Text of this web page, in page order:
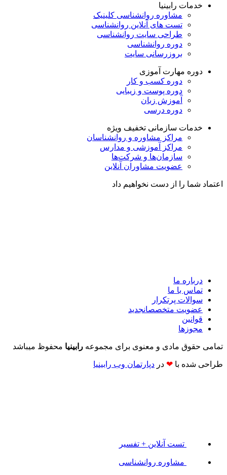
خدمات رابینیا
مشاوره روانشناسی کلینیک
تست های آنلاین روانشناسی
طراحی سایت روانشناسی
دوره روانشناسی
بروزرسانی سایت
دوره مهارت آموزی
دوره کسب و کار
دوره پوست و زیبایی
آموزش زبان
دوره درسی
خدمات سازمانی تخفیف ویژه
مراکز مشاوره و روانشناسان
مراکز آموزشی و مدارس
سازمان‌ها و شرکت‌ها
عضویت مشاوران آنلاین
اعتماد شما را از دست نخواهیم داد
درباره ما
تماس با ما
سوالات پرتکرار
عضویت متخصصانجدید
قوانین
مجوزها
تمامی حقوق مادی و معنوی برای مجموعه رابینیا محفوظ میباشد
طراحی شده با ❤ در دپارتمان وب رابینیا​​
تست آنلاین + تفسیر
مشاوره روانشناسی